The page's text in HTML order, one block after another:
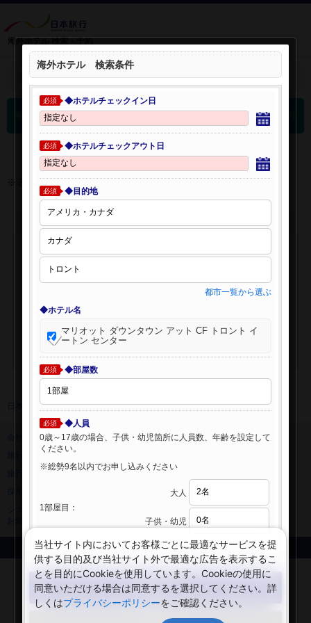
海外ホテル 検索・予約
検索条件を開く：
海外ホテル 検索結果
※表示金額はオンライン予約時の金額です。
日本旅行 トップ>海外ホテル>海外ホテル検索
会社情報
プライバシーポリシー
旅行業登録票・約款
ニュースリリース
サイトマップ
システムメンテナンスの
Copyright © NIPPON TRAVEL AGENCY Co.,LTD. All rights reserved.
海外ホテル 検索条件
必須 ◆ホテルチェックイン日
必須 ◆ホテルチェックアウト日
必須 ◆目的地
都市一覧から選ぶ
◆ホテル名
マリオット ダウンタウン アット CF トロント イ
ートン センター
必須 ◆部屋数
必須
◆人員
0歳～17歳の場合、子供・幼児箇所に人員数、年齢を設定して
ください。
※総勢9名以内でお申し込みください
1部屋目：
大人
子供・幼児
検索する
閉じる
当社サイト内においてお客様ごとに最適なサービスを提
供する目的及び当社サイト外で最適な広告を表示するこ
とを目的にCookieを使用しています。Cookieの使用に
同意いただける場合は同意するを選択してください。詳
しくはプライバシーポリシーをご確認ください。